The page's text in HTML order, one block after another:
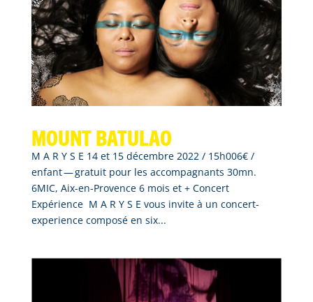
Mount Batulao
M A R Y S E 14 et 15 décembre 2022 / 15h006€ /
enfant — gratuit pour les accompagnants 30mn.
6MIC, Aix-en-Provence 6 mois et + Concert
Expérience M A R Y S E vous invite à un concert-
experience composé en six...